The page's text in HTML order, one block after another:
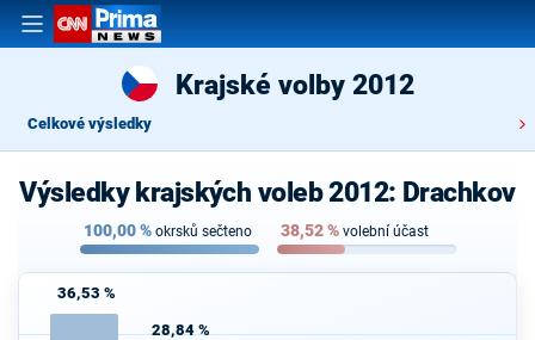
Krajské volby 2012
Celkové výsledky
Výsledky krajských voleb 2012: Drachkov
100,00% okrsků sečteno 38,52% volební účast
36,53 %
28,84 %